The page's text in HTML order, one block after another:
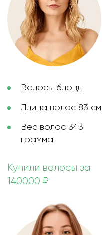
Волосы блонд
Длина волос 83 см
Вес волос 343
грамма
Купили волосы за
140000 ₽